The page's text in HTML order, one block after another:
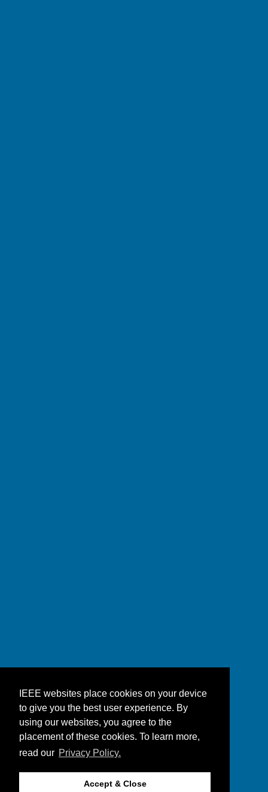
IEEE websites place cookies on your device
to give you the best user experience. By
using our websites, you agree to the
placement of these cookies. To learn more,
read our Privacy Policy.
Accept & Close